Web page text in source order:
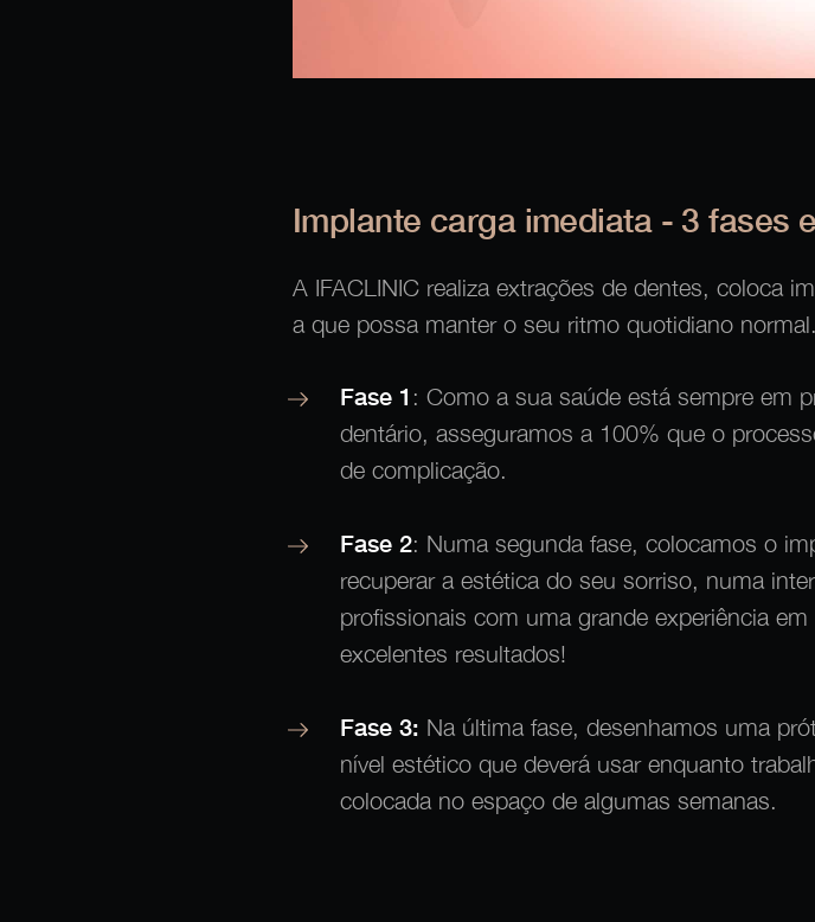
Implante carga imediata - 3 fases
A IFACLINIC realiza extrações de dentes, coloca
a que possa manter o seu ritmo quotidiano normal.
Fase 1 : Como a sua saúde está sempre em
dentário, asseguramos a 100% que o
de complicação.
Fase 2: Numa segunda fase, colocamos o
recuperar a estética do seu sorriso, numa
profissionais com uma grande experiência
excelentes resultados!
Fase 3: Na última fase, desenhamos uma
nível estético que deverá usar enquanto
colocada no espaço de algumas semanas.